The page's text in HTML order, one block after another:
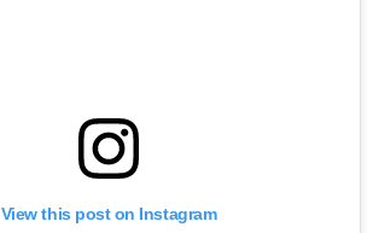
View this post on Instagram